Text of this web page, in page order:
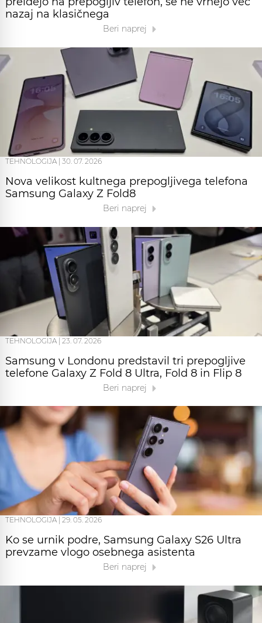
nazaj na klasičnega
Beri naprej
TEHNOLOGIJA 30. 07. 2026
Nova velikost kultnega prepogljivega telefona
Samsung Galaxy Z Fold8
Beri naprej
TEHNOLOGIJA | 23. 07. 2026
Samsung v Londonu predstavil tri prepogljive
telefone Galaxy Z Fold 8 Ultra, Fold 8 in Flip 8
Beri naprej
TEHNOLOGIJA 29. 05. 2026
Ko se urnik podre, Samsung Galaxy S26 Ultra
prevzame vlogo osebnega asistenta
Beri naprej